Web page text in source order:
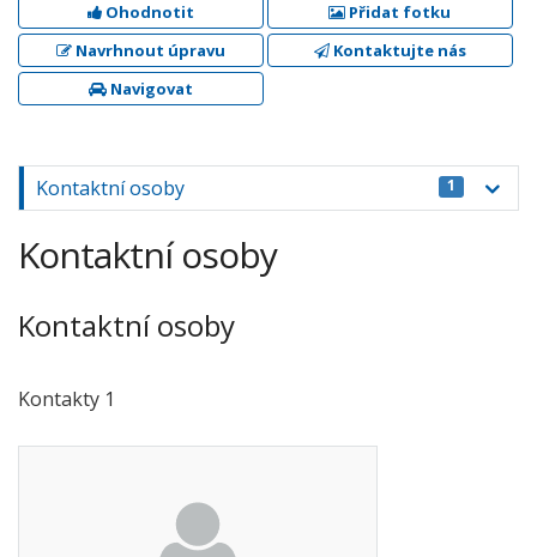
Ohodnotit
Přidat fotku
Navrhnout úpravu
Kontaktujte nás
Navigovat
Kontaktní osoby 1
Kontaktní osoby
Kontaktní osoby
Kontakty 1